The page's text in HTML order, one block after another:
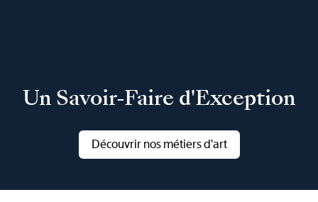
Un Savoir-Faire d'Exception
Découvrir nos métiers d'art